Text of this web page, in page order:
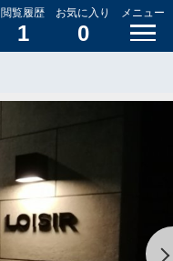
閲覧履歴
1
お気に入り
0
メニュー